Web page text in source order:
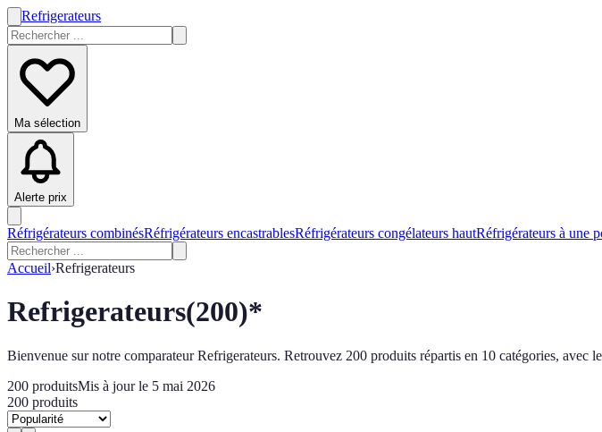
Refrigerateurs
Ma sélection
Alerte prix
Réfrigérateurs combinésRéfrigérateurs encastrablesRéfrigérateurs congélateurs hautRéfrigérateurs à une
Accueil›Refrigerateurs
Refrigerateurs(200)*
Bienvenue sur notre comparateur Refrigerateurs. Retrouvez 200 produits répartis en 10 catégories, avec
200 produitsMis à jour le 5 mai 2026
200 produits